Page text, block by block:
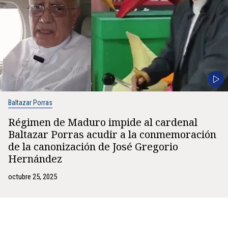
Baltazar Porras
Régimen de Maduro impide al cardenal
Baltazar Porras acudir a la conmemoración
de la canonización de José Gregorio
Hernández
octubre 25, 2025